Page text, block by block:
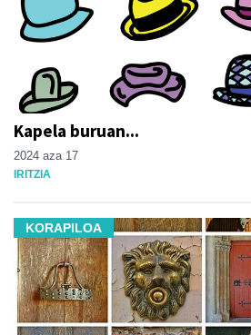
Kapela buruan...
2024 aza 17
IRITZIA
KORAPILOA